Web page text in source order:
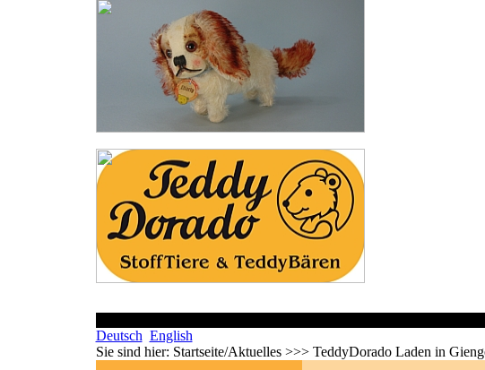
Deutsch English
Sie sind hier: Startseite/Aktuelles >>> TeddyDorado Laden in